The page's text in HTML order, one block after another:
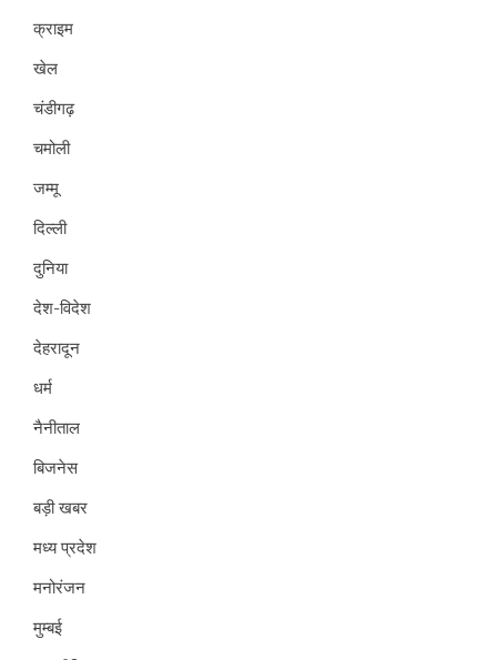
क्राइम
खेल
चंडीगढ़
चमोली
जम्मू
दिल्ली
दुनिया
देश-विदेश
देहरादून
धर्म
नैनीताल
बिजनेस
बड़ी खबर
मध्य प्रदेश
मनोरंजन
मुम्बई